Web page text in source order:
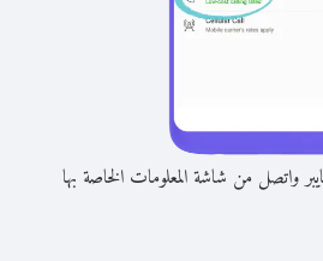
واتصل من شاشة المعلومات الخاصة بها